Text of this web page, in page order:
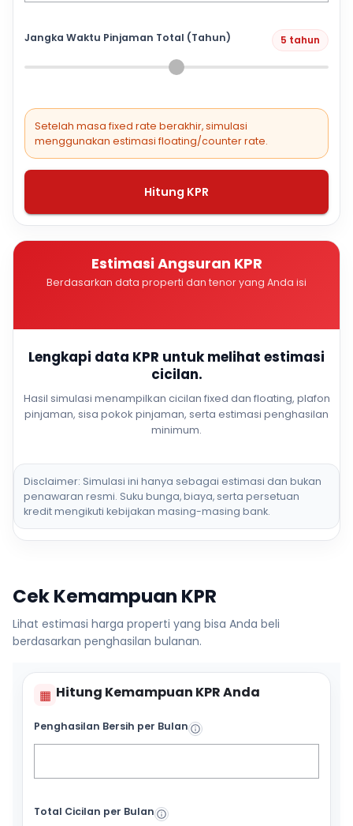
Jangka Waktu Pinjaman Total (Tahun) 5 tahun
Setelah masa fixed rate berakhir, simulasi
menggunakan estimasi floating/counter rate.
Hitung KPR
Estimasi Angsuran KPR
Berdasarkan data properti dan tenor yang Anda isi
Lengkapi data KPR untuk melihat estimasi
cicilan.
Hasil simulasi menampilkan cicilan fixed dan floating, plafon
pinjaman, sisa pokok pinjaman, serta estimasi penghasilan
minimum.
Disclaimer: Simulasi ini hanya sebagai estimasi dan bukan
penawaran resmi. Suku bunga, biaya, serta persetuan
kredit mengikuti kebijakan masing-masing bank.
Cek Kemampuan KPR
Lihat estimasi harga properti yang bisa Anda beli
berdasarkan penghasilan bulanan.
▦ Hitung Kemampuan KPR Anda
Penghasilan Bersih per Bulan
Total Cicilan per Bulan